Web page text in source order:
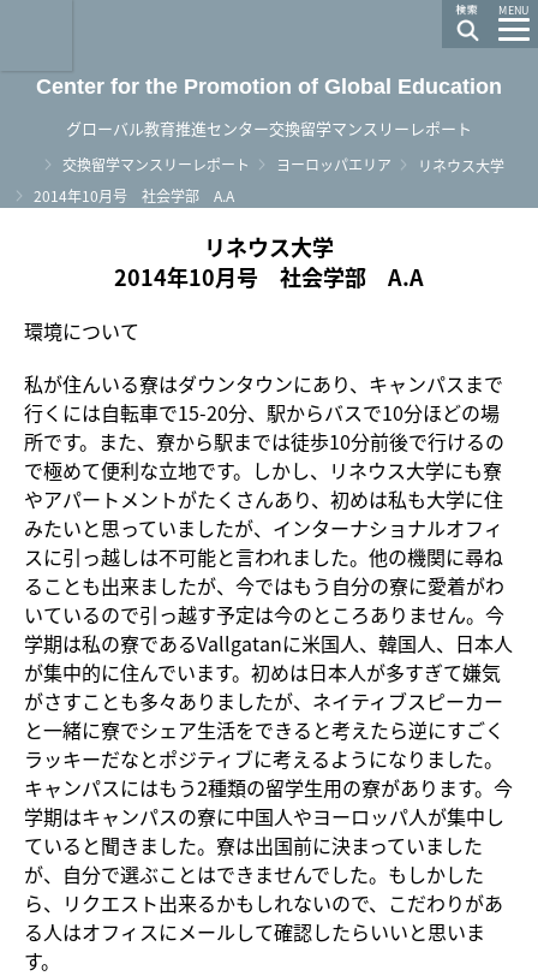
MENU
Center for the Promotion of Global Education
グローバル教育推進センター交換留学マンスリーレポート
ホーム
交換留学マンスリーレポート ヨーロッパエリア
リネウス大学
2014年10月号 社会学部 A.A
リネウス大学
2014年10月号 社会学部 A.A
環境について
私が住んいる寮はダウンタウンにあり、キャンパスまで
行くには自転車で15-20分、駅からバスで10分ほどの場
所です。また、寮から駅までは徒歩10分前後で行けるの
で極めて便利な立地です。しかし、リネウス大学にも寮
やアパートメントがたくさんあり、初めは私も大学に住
みたいと思っていましたが、インターナショナルオフィ
スに引っ越しは不可能と言われました。他の機関に尋ね
ることも出来ましたが、今ではもう自分の寮に愛着がわ
いているので引っ越す予定は今のところありません。今
学期は私の寮であるVallgatanに米国人、韓国人、日本人
が集中的に住んでいます。初めは日本人が多すぎて嫌気
がさすことも多々ありましたが、ネイティブスピーカー
と一緒に寮でシェア生活をできると考えたら逆にすごく
ラッキーだなとポジティブに考えるようになりました。
キャンパスにはもう2種類の留学生用の寮があります。今
学期はキャンパスの寮に中国人やヨーロッパ人が集中し
ていると聞きました。寮は出国前に決まっていました
が、自分で選ぶことはできませんでした。もしかした
ら、リクエスト出来るかもしれないので、こだわりがあ
る人はオフィスにメールして確認したらいいと思いま
す。